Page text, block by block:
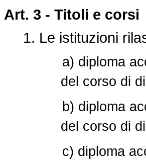
Art. 3 - Titoli e corsi
1. Le istituzioni
a) diploma
del corso di
b) diploma
del corso di
c) diploma